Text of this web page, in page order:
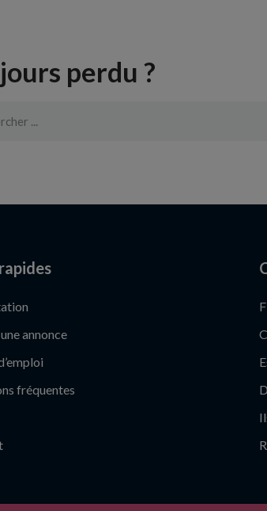
perdu ?
annonce
fréquentes